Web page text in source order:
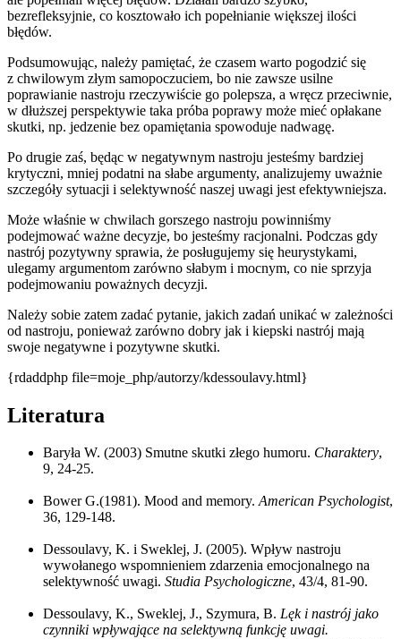
bezrefleksyjnie, co kosztowało ich popełnianie większej ilości
błędów.
Podsumowując, należy pamiętać, że czasem warto pogodzić się
z chwilowym złym samopoczuciem, bo nie zawsze usilne
poprawianie nastroju rzeczywiście go polepsza, a wręcz przeciwnie,
w dłuższej perspektywie taka próba poprawy może mieć opłakane
skutki, np. jedzenie bez opamiętania spowoduje nadwagę.
Po drugie zaś, będąc w negatywnym nastroju jesteśmy bardziej
krytyczni, mniej podatni na słabe argumenty, analizujemy uważnie
szczegóły sytuacji i selektywność naszej uwagi jest efektywniejsza.
Może właśnie w chwilach gorszego nastroju powinniśmy
podejmować ważne decyzje, bo jesteśmy racjonalni. Podczas gdy
nastrój pozytywny sprawia, że posługujemy się heurystykami,
ulegamy argumentom zarówno słabym i mocnym, co nie sprzyja
podejmowaniu poważnych decyzji.
Należy sobie zatem zadać pytanie, jakich zadań unikać w zależności
od nastroju, ponieważ zarówno dobry jak i kiepski nastrój mają
swoje negatywne i pozytywne skutki.
{rdaddphp file=moje_php/autorzy/kdessoulavy.html}
Literatura
Baryła W. (2003) Smutne skutki złego humoru. Charaktery,
9, 24-25.
Bower G.(1981). Mood and memory.American Psychologist,
36, 129-148.
Dessoulavy, K. i Sweklej, J. (2005). Wpływ nastroju
wywołanego wspomnieniem zdarzenia emocjonalnego na
selektywność uwagi. Studia Psychologiczne, 43/4, 81-90.
Dessoulavy, K., Sweklej, J., Szymura, B. Lęk i nastrój jako
czynniki wpływające na selektywną funkcję uwagi.